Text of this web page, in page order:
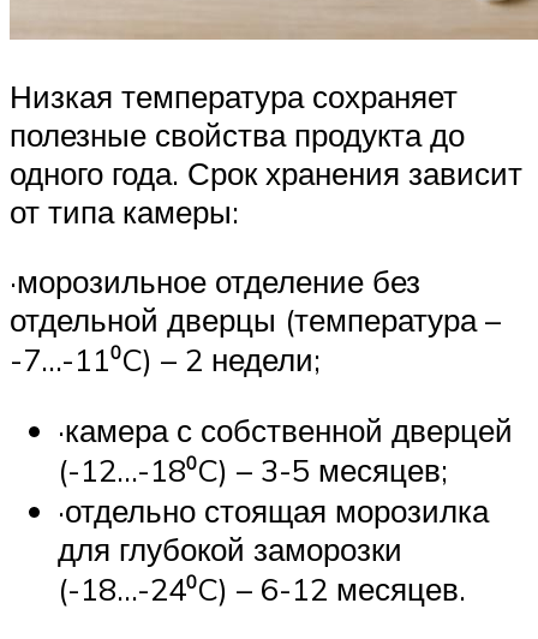
Низкая температура сохраняет
полезные свойства продукта до
одного года. Срок хранения зависит
от типа камеры:
·морозильное отделение без
отдельной дверцы (температура –
-7…-11⁰C) – 2 недели;
·камера с собственной дверцей
(-12…-18⁰C) – 3-5 месяцев;
·отдельно стоящая морозилка
для глубокой заморозки
(-18…-24⁰C) – 6-12 месяцев.